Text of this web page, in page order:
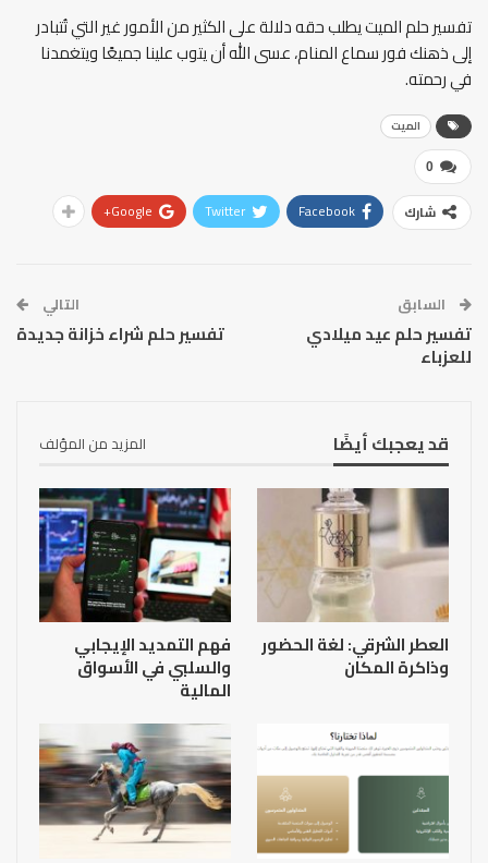
تفسير حلم الميت يطلب حقه دلالة على الكثير من الأمور غير التي تُتبادر
إلى ذهنك فور سماع المنام، عسى الله أن يتوب علينا جميعًا ويتغمدنا
في رحمته.
الميت
0
شارك Facebook
Twitter
Google+
السابق
تفسير حلم عيد ميلادي
للعزباء
التالي
تفسير حلم شراء خزانة جديدة
قد يعجبك أيضًا المزيد من المؤلف
العطر الشرقي: لغة الحضور
وذاكرة المكان
فهم التمديد الإيجابي
والسلبي في الأسواق
المالية